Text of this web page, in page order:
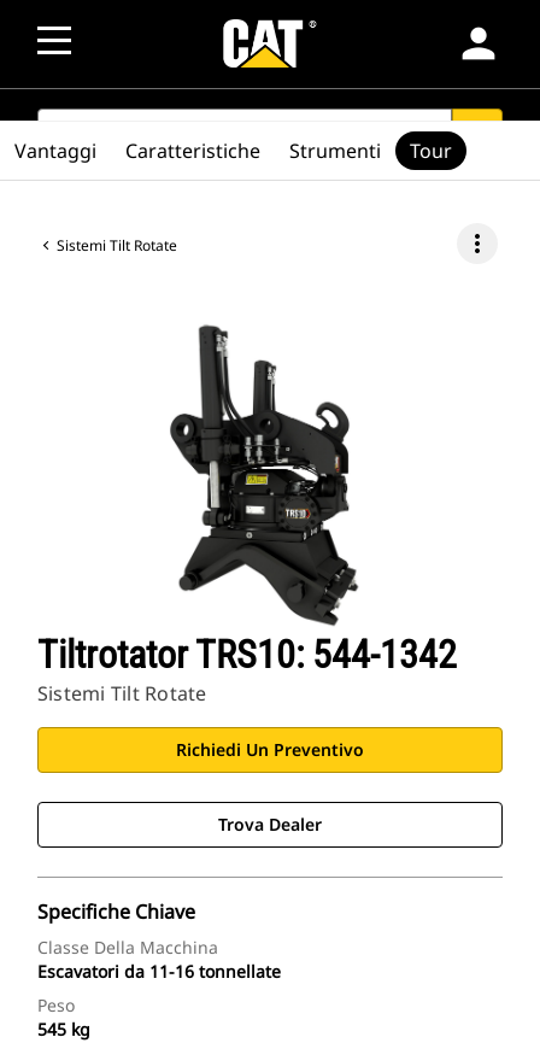
person
SEARCH search
Sistemi Tilt Rotate more_vert
Tiltrotator TRS10: 544-1342
Sistemi Tilt Rotate
Richiedi Un Preventivo
Trova Dealer
Specifiche Chiave
Classe Della Macchina
Escavatori da 11-16 tonnellate
Peso
545 kg
Vantaggi Caratteristiche Strumenti Tour